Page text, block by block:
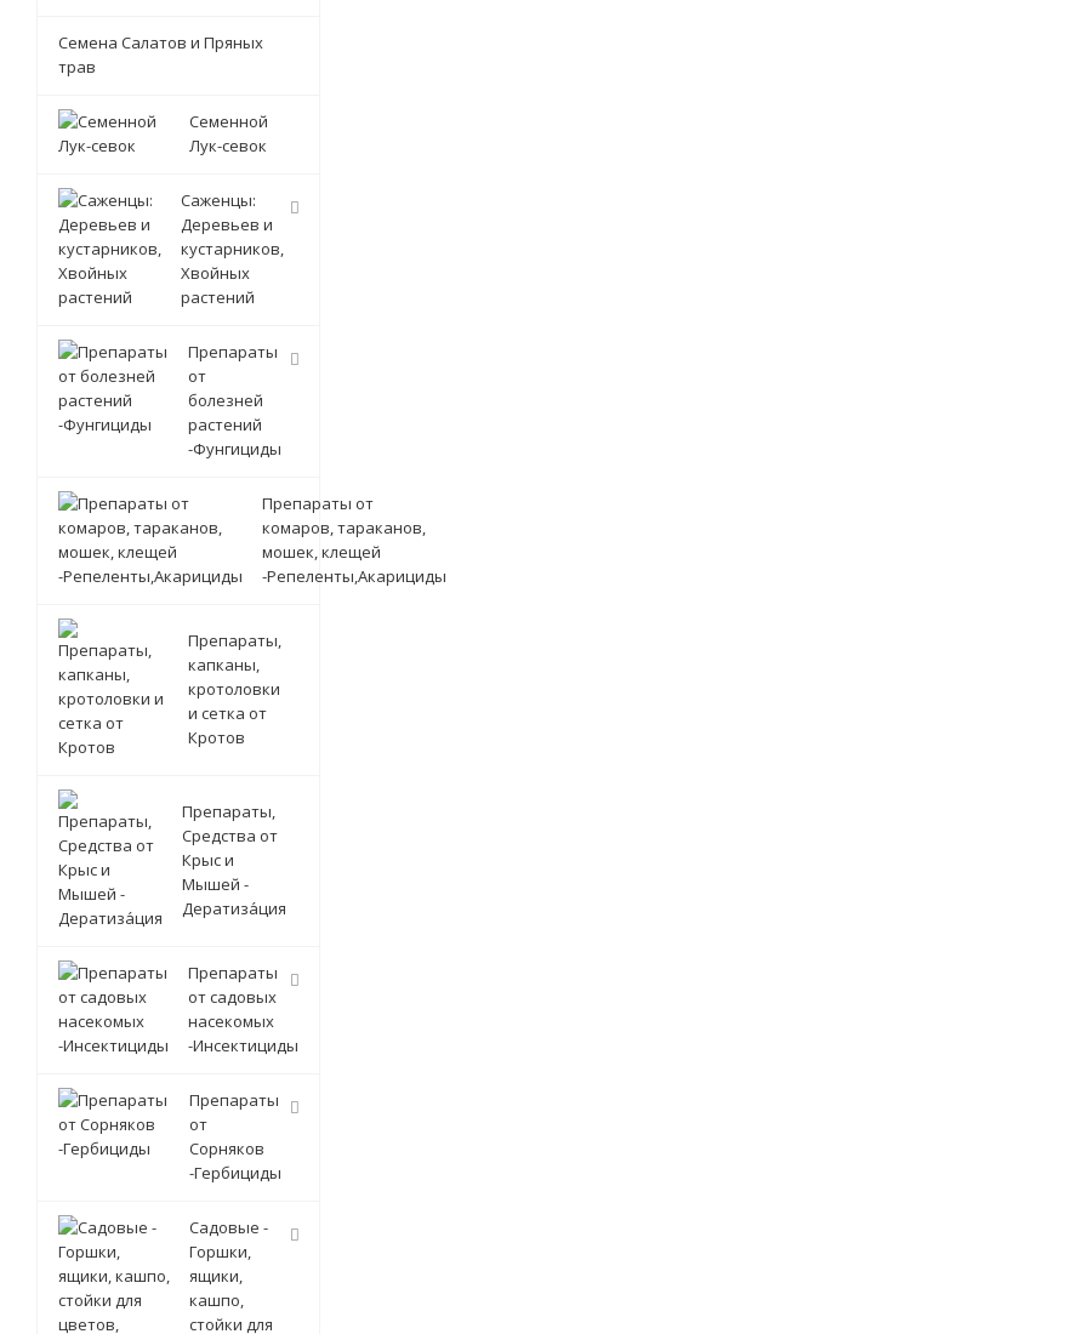
Семена Салатов и Пряных
трав
Семенной
Лук-севок
Саженцы:
Деревьев и
кустарников,
Хвойных
растений
Препараты
от
болезней
растений
-Фунгициды
Препараты от
комаров, тараканов,
мошек, клещей
-Репеленты,Акарициды
Препараты,
капканы,
кротоловки
и сетка от
Кротов
Препараты,
Средства от
Крыс и
Мышей -
Дератиза́ция
Препараты
от садовых
насекомых
-Инсектициды
Препараты
от
Сорняков
-Гербициды
Садовые -
Горшки,
ящики,
кашпо,
стойки для